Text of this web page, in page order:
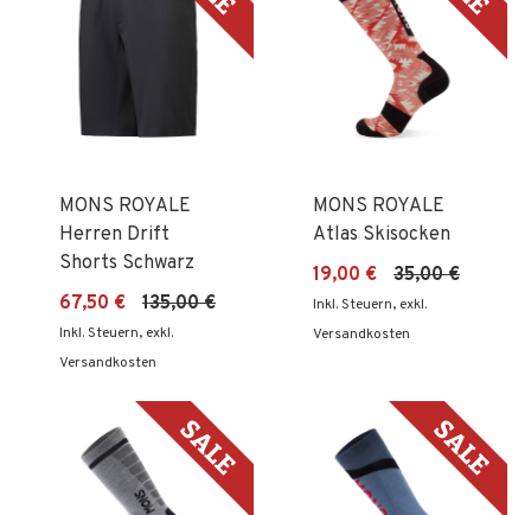
MONS ROYALE
Herren Drift
Shorts Schwarz
67,50 €
135,00 €
Inkl. Steuern, exkl.
Versandkosten
MONS ROYALE
Atlas Skisocken
19,00 €
35,00 €
Inkl. Steuern, exkl.
Versandkosten